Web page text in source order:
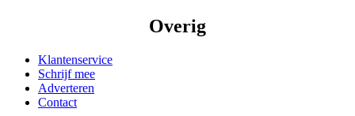
Overig
Klantenservice
Schrijf mee
Adverteren
Contact